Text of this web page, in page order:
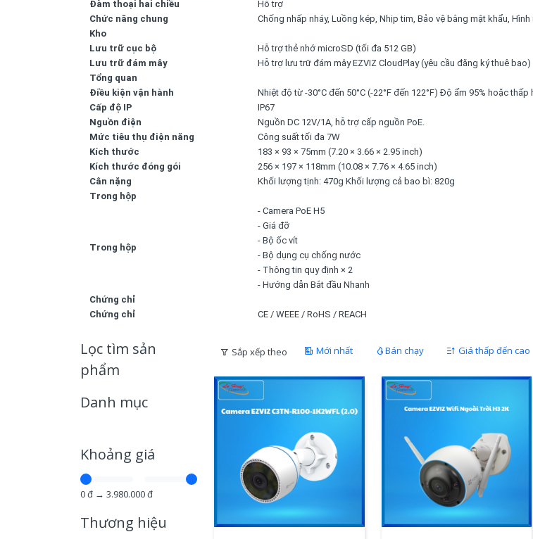
Đàm thoại hai chiều
Hỗ trợ
Chức năng chung
Chống nhấp nháy, Luồng kép, Nhịp tim, Bảo vệ bằng mật khẩu, Hình
Kho
Lưu trữ cục bộ
Hỗ trợ thẻ nhớ microSD (tối đa 512 GB)
Lưu trữ đám mây
Hỗ trợ lưu trữ đám mây EZVIZ CloudPlay (yêu cầu đăng ký thuê bao)
Tổng quan
Điều kiện vận hành
Nhiệt độ từ -30°C đến 50°C (-22°F đến 122°F) Độ ẩm 95% hoặc
Cấp độ IP
IP67
Nguồn điện
Nguồn DC 12V/1A, hỗ trợ cấp nguồn PoE.
Mức tiêu thụ điện năng
Công suất tối đa 7W
Kích thước
183 × 93 × 75mm (7.20 × 3.66 × 2.95 inch)
Kích thước đóng gói
256 × 197 × 118mm (10.08 × 7.76 × 4.65 inch)
Cân nặng
Khối lượng tịnh: 470g Khối lượng cả bao bì: 820g
Trong hộp
Trong hộp
- Camera PoE H5
- Giá đỡ
- Bộ ốc vít
- Bộ dụng cụ chống nước
- Thông tin quy định × 2
- Hướng dẫn Bắt đầu Nhanh
Chứng chỉ
Chứng chỉ
CE / WEEE / RoHS / REACH
Lọc tìm sản
phẩm
Danh mục
Khoảng giá
0đ → 3.980.000đ
Thương hiệu
Sắp xếp theo Mới nhất Bán chạy Giá thấp đến cao